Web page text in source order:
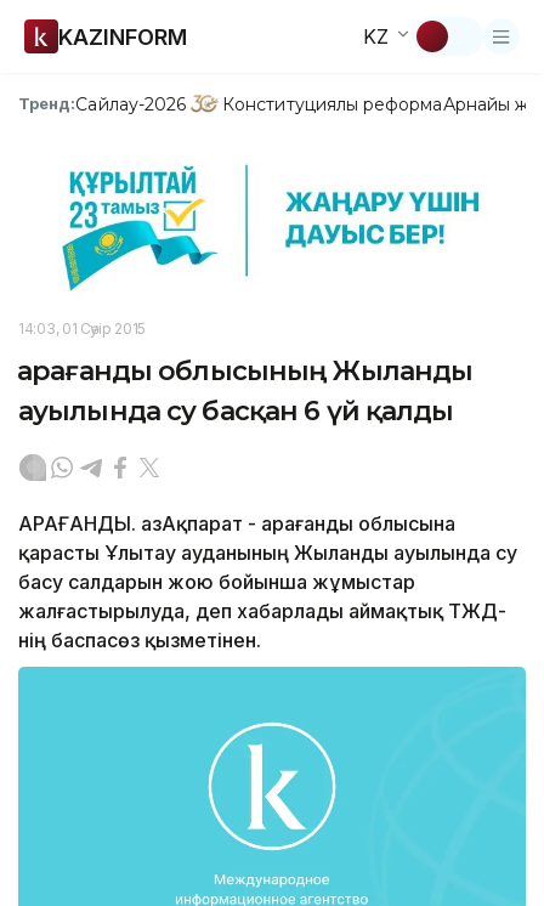
KAZINFORM KZ
Тренд:Сайлау-2026 Конституциялық реформаАрнайы
14:03, 01 Сәуір 2015
Қарағанды облысының Жыланды
ауылында су басқан 6 үй қалды
ҚАРАҒАНДЫ. ҚазАқпарат - Қарағанды облысына
қарасты Ұлытау ауданының Жыланды ауылында су
басу салдарын жою бойынша жұмыстар
жалғастырылуда, деп хабарлады аймақтық ТЖД-
нің баспасөз қызметінен.